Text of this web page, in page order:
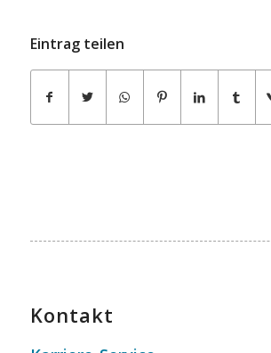
Eintrag teilen
Kontakt